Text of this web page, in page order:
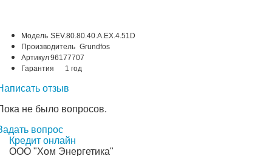
Модель SEV.80.80.40.A.EX.4.51D
Производитель Grundfos
Артикул96177707
Гарантия
1 год
отзыв
не было вопросов.
вопрос
Кредит онлайн
ООО "Хом Энергетика"